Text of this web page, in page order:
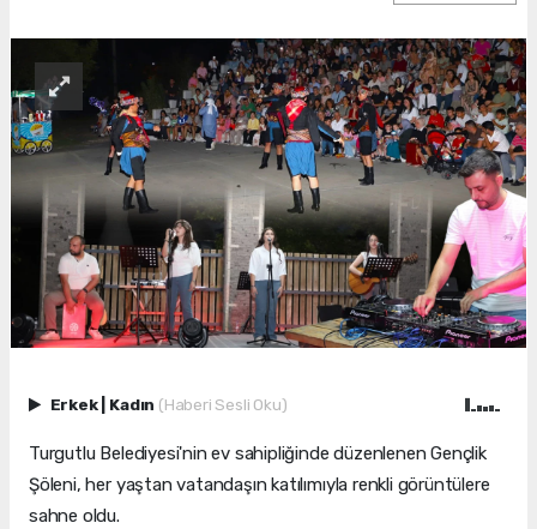
Erkek Kadın (Haberi Sesli Oku)
Turgutlu Belediyesi'nin ev sahipliğinde düzenlenen Gençlik
Şöleni, her yaştan vatandaşın katılımıyla renkli görüntülere
sahne oldu.